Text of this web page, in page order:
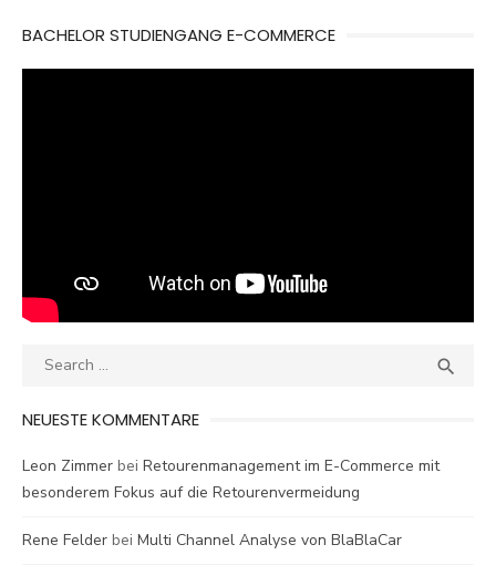
BACHELOR STUDIENGANG E-COMMERCE
Search

NEUESTE KOMMENTARE
Leon Zimmer bei Retourenmanagement im E-Commerce mit
besonderem Fokus auf die Retourenvermeidung
Rene Felder bei Multi Channel Analyse von BlaBlaCar